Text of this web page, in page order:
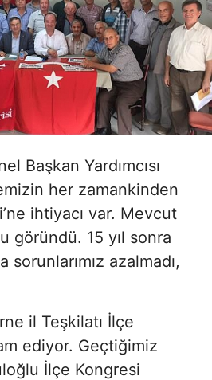
Başkan Yardımcısı
her zamankinden
ihtiyacı var. Mevcut
göründü. 15 yıl sonra
azalmadı,
il Teşkilatı İlçe
ediyor. Geçtiğimiz
İlçe Kongresi